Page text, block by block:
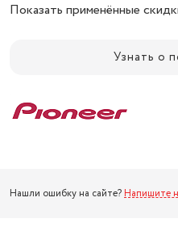
Показать применённые
Узнать о
Нашли ошибку на сайте? Напишите